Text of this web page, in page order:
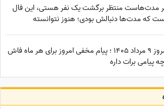
مدت‌هاست منتظر برگشت یک نفر هستی، این فال
که مدت‌ها دنبالش بودی؛ هنوز نتوانسته
گردونه شانس امروز 9 مرداد 1405 ؛ پیام مخفی امروز برای هر ماه فاش
پیامی برات داره